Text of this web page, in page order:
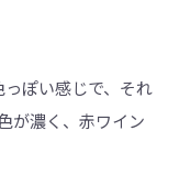
ぽい感じで、それ
が濃く、赤ワイン